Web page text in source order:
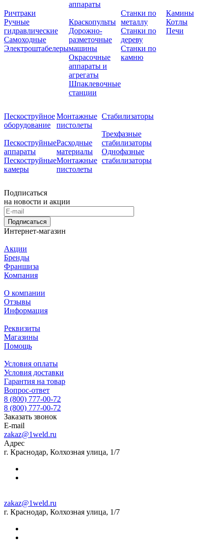
Ричтраки
Ручные
гидравлические
Самоходные
Электроштабелеры
аппараты
Краскопульты
Дорожно-
разметочные
машины
Окрасочные
аппараты и
агрегаты
Шпаклевочные
станции
Станки по
металлу
Станки по
дереву
Станки по
камню
Камины
Котлы
Печи
Пескоструйное
оборудование
Пескоструйные
аппараты
Пескоструйные
камеры
Монтажные
пистолеты
Расходные
материалы
Монтажные
пистолеты
Стабилизаторы
Трехфазные
стабилизаторы
Однофазные
стабилизаторы
Подписаться
на новости и акции
Подписаться
Интернет-магазин
Акции
Бренды
Франшиза
Компания
О компании
Отзывы
Информация
Реквизиты
Магазины
Помощь
Условия оплаты
Условия доставки
Гарантия на товар
Вопрос-ответ
8 (800) 777-00-72
8 (800) 777-00-72
Заказать звонок
E-mail
zakaz@1weld.ru
Адрес
г. Краснодар, Колхозная улица, 1/7
zakaz@1weld.ru
г. Краснодар, Колхозная улица, 1/7